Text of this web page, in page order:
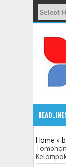
08:03
Home »